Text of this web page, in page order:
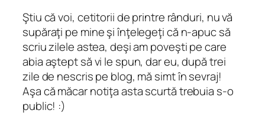
Ştiu că voi, cetitorii de printre rânduri, nu vă
supăraţi pe mine şi înţelegeţi că n-apuc să
scriu zilele astea, deşi am poveşti pe care
abia aştept să vi le spun, dar eu, după trei
zile de nescris pe blog, mă simt în sevraj!
Aşa că măcar notiţa asta scurtă trebuia s-o
public! :)